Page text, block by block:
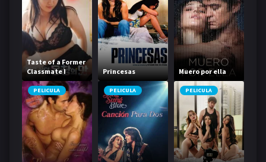
Taste of a Former
Classmate I
Always Wanted to
Devour
Princesas Muero por ella
PELICULA PELICULA PELICULA